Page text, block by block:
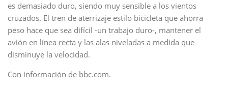
es demasiado duro, siendo muy sensible a los vientos
cruzados. El tren de aterrizaje estilo bicicleta que ahorra
peso hace que sea difícil -un trabajo duro-, mantener el
avión en línea recta y las alas niveladas a medida que
disminuye la velocidad.
Con información de bbc.com.